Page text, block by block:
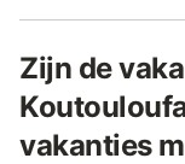
Zijn de
vakanties